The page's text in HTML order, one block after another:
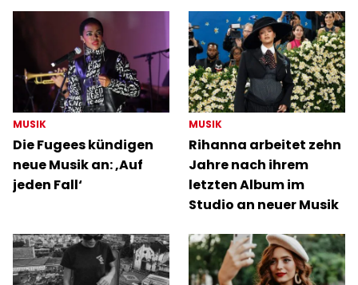
MUSIK
Die Fugees kündigen
neue Musik an: ‚Auf
jeden Fall‘
MUSIK
Rihanna arbeitet zehn
Jahre nach ihrem
letzten Album im
Studio an neuer Musik